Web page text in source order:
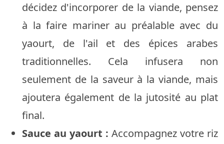
décidez d'incorporer de la viande, pensez
à la faire mariner au préalable avec du
yaourt, de l'ail et des épices arabes
traditionnelles. Cela infusera non
seulement de la saveur à la viande, mais
ajoutera également de la jutosité au plat
final.
Sauce au yaourt : Accompagnez votre riz